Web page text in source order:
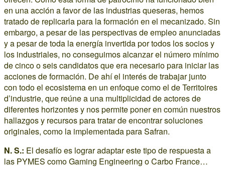
en una acción a favor de las industrias queseras, hemos
tratado de replicarla para la formación en el mecanizado. Sin
embargo, a pesar de las perspectivas de empleo anunciadas
y a pesar de toda la energía invertida por todos los socios y
los industriales, no conseguimos alcanzar el número mínimo
de cinco o seis candidatos que era necesario para iniciar las
acciones de formación. De ahí el interés de trabajar junto
con todo el ecosistema en un enfoque como el de Territoires
d’industrie, que reúne a una multiplicidad de actores de
diferentes horizontes y nos permite poner en común nuestros
hallazgos y recursos para tratar de encontrar soluciones
originales, como la implementada para Safran.
N. S.: El desafío es lograr adaptar este tipo de respuesta a
las PYMES como Gaming Engineering o Carbo France…